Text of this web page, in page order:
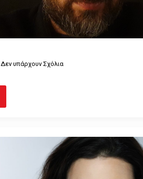
Δεν υπάρχουν Σχόλια